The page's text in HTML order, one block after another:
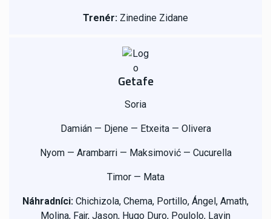
Trenér: Zinedine Zidane
Getafe
Soria
Damián — Djene — Etxeita — Olivera
Nyom — Arambarri — Maksimović — Cucurella
Timor — Mata
Náhradníci: Chichizola, Chema, Portillo, Ángel, Amath,
Molina, Fajr, Jason, Hugo Duro, Poulolo, Lavin